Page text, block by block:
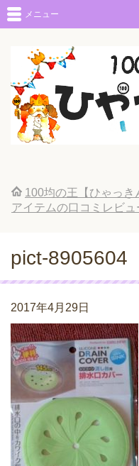
メニュー
100均の王【ひゃっ
アイテムの口コミレビュ
pict-8905604
2017年4月29日